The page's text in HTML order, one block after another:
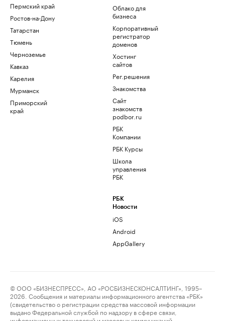
Пермский край
Ростов-на-Дону
Татарстан
Тюмень
Черноземье
Кавказ
Карелия
Мурманск
Приморский
край
Облако для
бизнеса
Корпоративный
регистратор
доменов
Хостинг
сайтов
Рег.решения
Знакомства
Сайт
знакомств
podbor.ru
РБК
Компании
РБК Курсы
Школа
управления
РБК
РБК
Новости
iOS
Android
AppGallery
© ООО «БИЗНЕСПРЕСС», АО «РОСБИЗНЕСКОНСАЛТИНГ», 1995–
2026. Сообщения и материалы информационного агентства «РБК»
(свидетельство о регистрации средства массовой информации
выдано Федеральной службой по надзору в сфере связи,